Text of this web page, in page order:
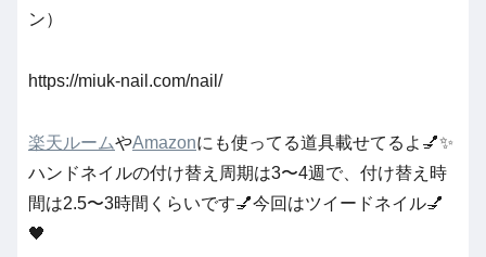
ン）
https://miuk-nail.com/nail/
楽天ルームやAmazonにも使ってる道具載せてるよ💅✨
ハンドネイルの付け替え周期は3〜4週で、付け替え時
間は2.5〜3時間くらいです💅今回はツイードネイル💅
🖤